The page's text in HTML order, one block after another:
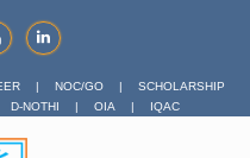
| NOC/GO |
SCHOLARSHIP
D-NOTHI | OIA | IQAC